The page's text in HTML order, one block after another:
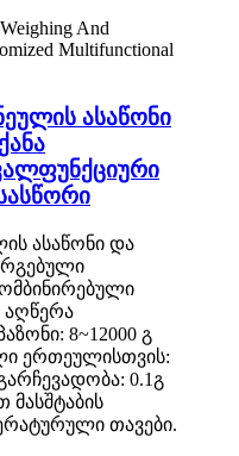
ასაწონი
ასაწონი და
აღწერა
8~12000 გ
ერთეულისთვის:
0.1გ
მასშტაბის
თავები.